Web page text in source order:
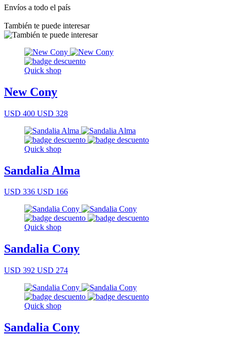
Envíos a todo el país
También te puede interesar
Quick shop
New Cony
USD 400 USD 328
Quick shop
Sandalia Alma
USD 336 USD 166
Quick shop
Sandalia Cony
USD 392 USD 274
Quick shop
Sandalia Cony